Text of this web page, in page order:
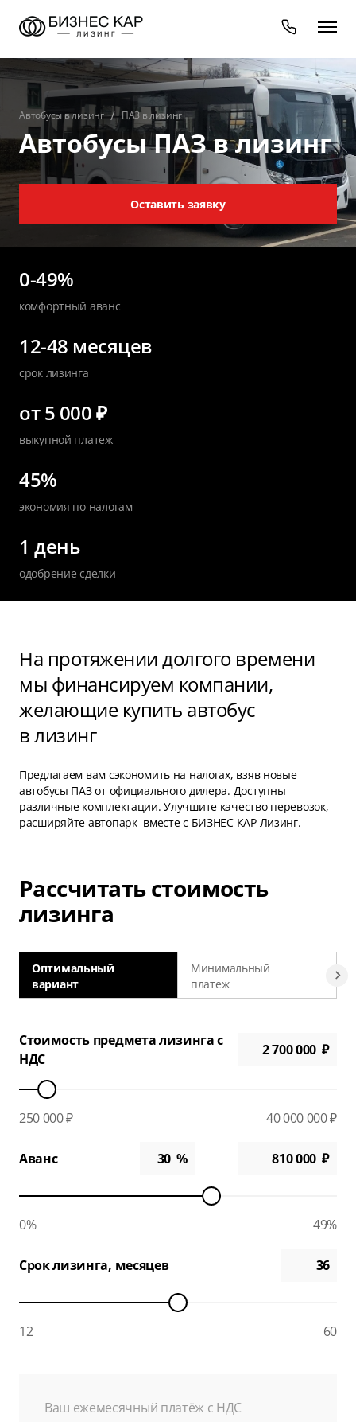
Автобусы в лизинг ПАЗ в лизинг
Автобусы ПАЗ в лизинг
Оставить заявку
0-49%
комфортный аванс
12-48 месяцев
срок лизинга
от 5 000 ₽
выкупной платеж
45%
экономия по налогам
1 день
одобрение сделки
На протяжении долгого времени
мы финансируем компании,
желающие купить автобус
в лизинг
Предлагаем вам сэкономить на налогах, взяв новые
автобусы ПАЗ от официального дилера. Доступны
различные комплектации. Улучшите качество перевозок,
расширяйте автопарк вместе с БИЗНЕС КАР Лизинг.
Рассчитать стоимость
лизинга
Оптимальный
вариант
Минимальный
платеж
Стоимость предмета лизинга с
НДС
250 000 ₽ 40 000 000 ₽
Аванс
0% 49%
Срок лизинга, месяцев
12 60
Ваш ежемесячный платёж с НДС